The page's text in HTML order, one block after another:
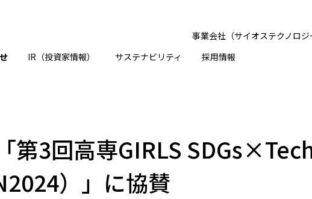
事業会社（サイオステクノロジ
IR（投資家情報） サステナビリティ 採用情報
第3回高専GIRLS
）」に協賛